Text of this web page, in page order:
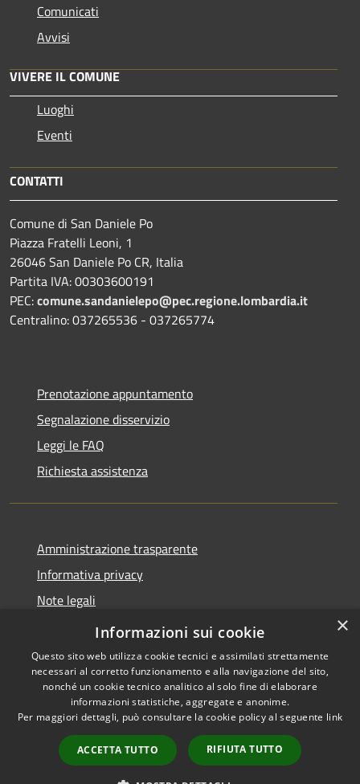
Comunicati
Avvisi
VIVERE IL COMUNE
Luoghi
Eventi
CONTATTI
Comune di San Daniele Po
Piazza Fratelli Leoni, 1
26046 San Daniele Po CR, Italia
Partita IVA: 00303600191
PEC:comune.sandanielepo@pec.regione.lombardia.it
Centralino: 037265536 - 037265774
Prenotazione appuntamento
Segnalazione disservizio
Leggi le FAQ
Richiesta assistenza
Amministrazione trasparente
Informativa privacy
Note legali
Dichiarazione di accessibilità
Accessibilità
Copyright © 2026 • Comune di
San Daniele Po • Powered by
Municipium•
Accesso
redazione
×
Informazioni sui cookie
Questo sito web utilizza cookie tecnici e assimilati strettamente
necessari al corretto funzionamento e alla navigazione del sito,
nonché un cookie tecnico analitico al solo fine di elaborare
informazioni statistiche, aggregate e anonime.
Per maggiori dettagli, può consultare la cookie policy al seguente link
ACCETTA TUTTO RIFIUTA TUTTO